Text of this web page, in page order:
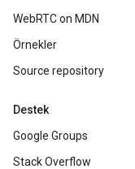
WebRTC on MDN
Örnekler
Source repository
Destek
Google Groups
Stack Overflow